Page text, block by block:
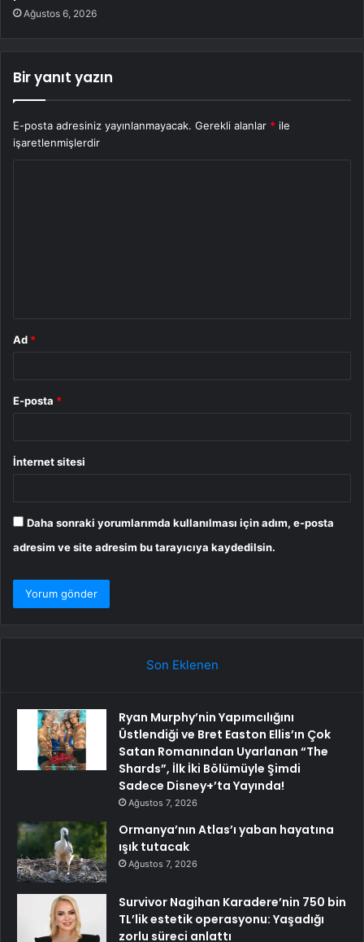
Ağustos 6, 2026
Bir yanıt yazın
E-posta adresiniz yayınlanmayacak. Gerekli alanlar * ile
işaretlenmişlerdir
Ad *
E-posta *
İnternet sitesi
Daha sonraki yorumlarımda kullanılması için adım, e-posta
adresim ve site adresim bu tarayıcıya kaydedilsin.
Son Eklenen
Ryan Murphy’nin Yapımcılığını
Üstlendiği ve Bret Easton Ellis’ın Çok
Satan Romanından Uyarlanan “The
Shards”, İlk İki Bölümüyle Şimdi
Sadece Disney+’ta Yayında!
Ağustos 7, 2026
Ormanya’nın Atlas’ı yaban hayatına
ışık tutacak
Ağustos 7, 2026
Survivor Nagihan Karadere’nin 750 bin
TL’lik estetik operasyonu: Yaşadığı
zorlu süreci anlattı